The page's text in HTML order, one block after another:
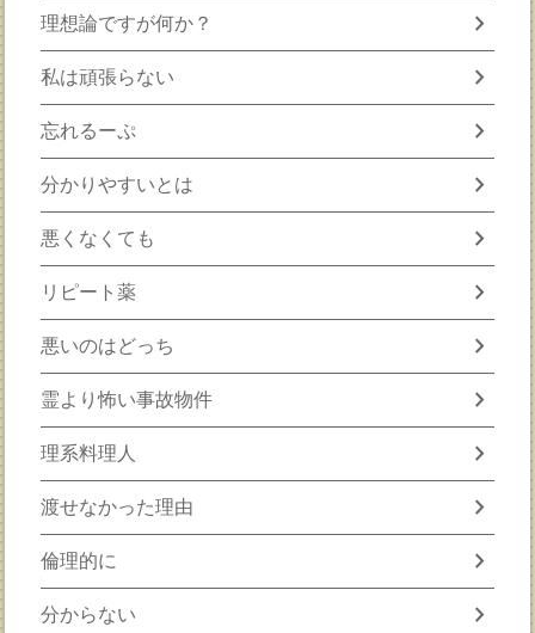
理想論ですが何か？ chevron_right
私は頑張らない chevron_right
忘れるーぷ chevron_right
分かりやすいとは chevron_right
悪くなくても chevron_right
リピート薬 chevron_right
悪いのはどっち chevron_right
霊より怖い事故物件 chevron_right
理系料理人 chevron_right
渡せなかった理由 chevron_right
倫理的に chevron_right
分からない chevron_right